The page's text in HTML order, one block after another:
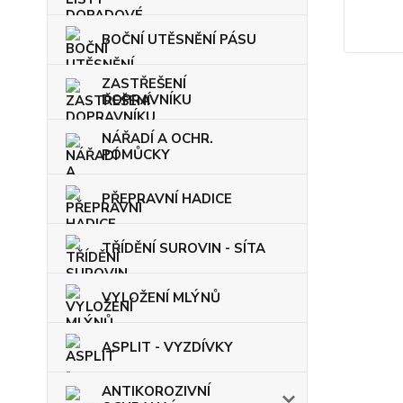
BOČNÍ UTĚSNĚNÍ PÁSU
ZASTŘEŠENÍ
DOPRAVNÍKU
NÁŘADÍ A OCHR.
POMŮCKY
PŘEPRAVNÍ HADICE
TŘÍDĚNÍ SUROVIN - SÍTA
VYLOŽENÍ MLÝNŮ
ASPLIT - VYZDÍVKY
ANTIKOROZIVNÍ